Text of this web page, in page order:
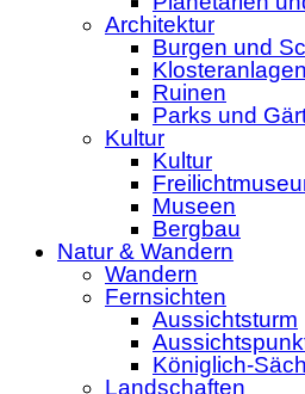
Architektur
Burgen und
Klosteranlagen
Ruinen
Parks und
Kultur
Kultur
Museen
Bergbau
Natur & Wandern
Wandern
Fernsichten
Aussichtsturm
Königlich-
Landschaften